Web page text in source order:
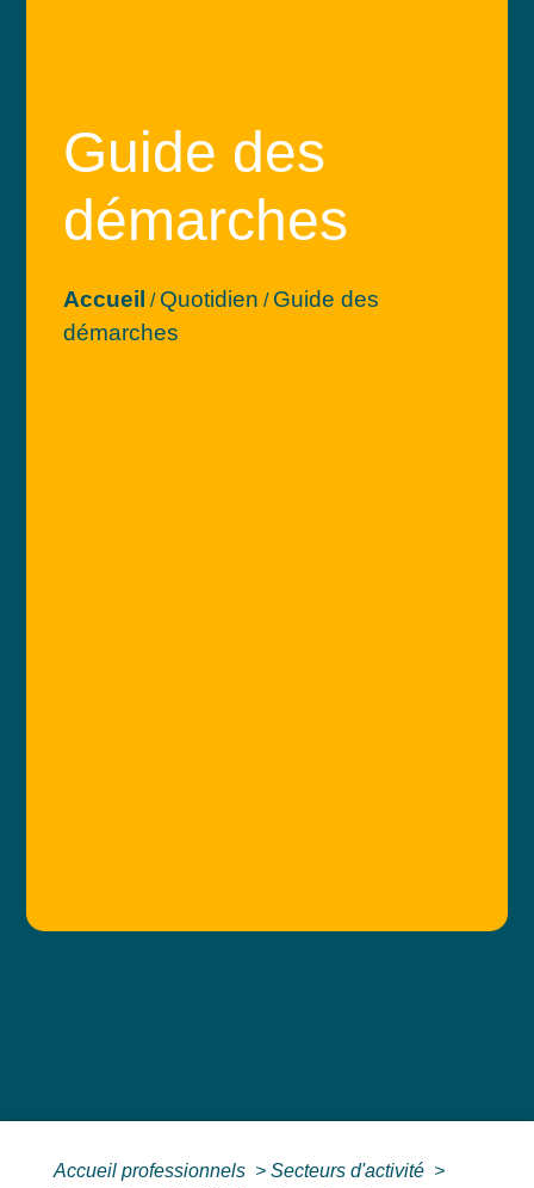
Guide des
démarches
Accueil / Quotidien / Guide des
démarches
Accueil professionnels > Secteurs d'activité >